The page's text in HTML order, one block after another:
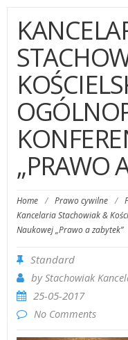
„PRAWO
Home / Prawo cywilne /
Kancelaria Stachowiak &
Naukowej „Prawo a zabytek”
Standard
byStachowiak
25-05-2017
No Comments